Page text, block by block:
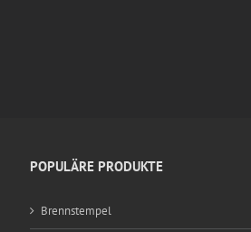
POPULÄRE PRODUKTE
Brennstempel